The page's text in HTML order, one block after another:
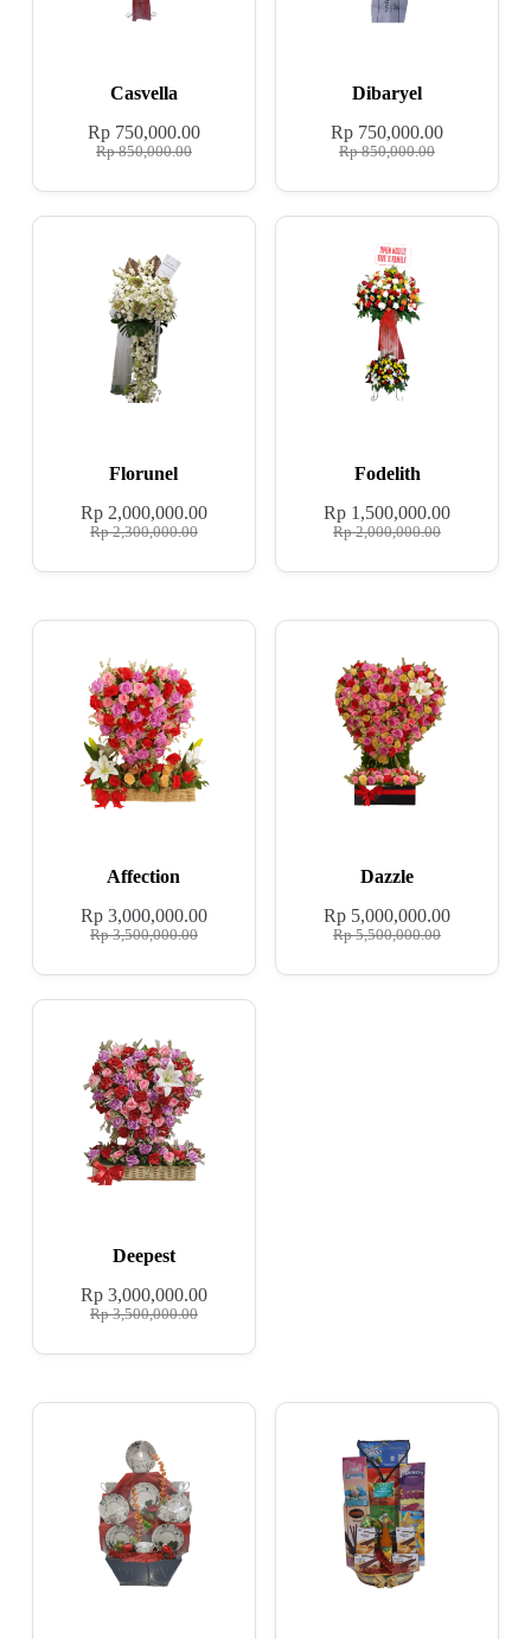
Casvella
Rp850,000.00
Rp750,000.00
Dibaryel
Rp850,000.00
Rp 750,000.00
Florunel
Rp2,300,000.00
Rp2,000,000.00
Fodelith
Rp2,000,000.00
Rp 1,500,000.00
Affection
Rp3,500,000.00
Rp3,000,000.00
Dazzle
Rp5,500,000.00
Rp 5,000,000.00
Deepest
Rp3,500,000.00
Rp3,000,000.00